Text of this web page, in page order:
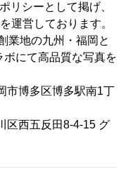
リシーとして掲げ、
運営しております。
業地の九州・福岡と
にて高品質な写真を
博多区博多駅南1丁
西五反田8-4-15 グ